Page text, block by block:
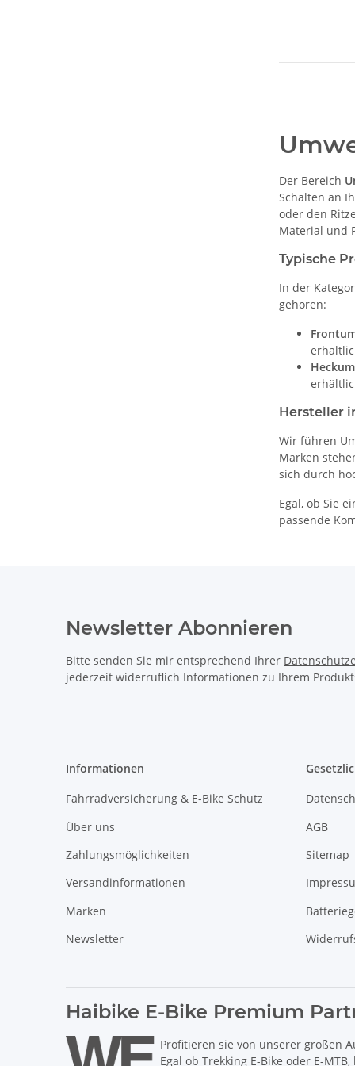
Der Bereich
Schalten an
oder den
Material und
Typische
In der
gehören:
Hersteller
Wir führen
Marken
sich durch
Egal, ob Sie
passende
Newsletter Abonnieren
Bitte senden Sie mir entsprechend Ihrer
jederzeit widerruflich Informationen zu Ihrem
Informationen
Fahrradversicherung & E-Bike Schutz
Über uns
Zahlungsmöglichkeiten
Versandinformationen
Marken
Newsletter
AGB
Sitemap
Haibike E-Bike Premium
Profitieren sie von unserer großen
Egal ob Trekking E-Bike oder E-